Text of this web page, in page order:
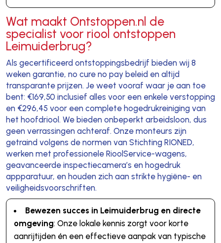
Wat maakt Ontstoppen.nl de
specialist voor riool ontstoppen
Leimuiderbrug?
Als gecertificeerd ontstoppingsbedrijf bieden wij 8
weken garantie, no cure no pay beleid en altijd
transparante prijzen. Je weet vooraf waar je aan toe
bent: €169,50 inclusief alles voor een enkele verstopping
en €296,45 voor een complete hogedrukreiniging van
het hoofdriool. We bieden onbeperkt arbeidsloon, dus
geen verrassingen achteraf. Onze monteurs zijn
getraind volgens de normen van Stichting RIONED,
werken met professionele RioolService-wagens,
geavanceerde inspectiecamera’s en hogedruk
appparatuur, en houden zich aan strikte hygiëne- en
veiligheidsvoorschriften.
Bewezen succes in Leimuiderbrug en directe
omgeving: Onze lokale kennis zorgt voor korte
aanrijtijden én een effectieve aanpak van typische